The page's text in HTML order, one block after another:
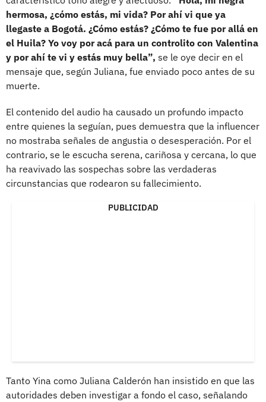
hermosa, ¿cómo estás, mi vida? Por ahí vi que ya
llegaste a Bogotá. ¿Cómo estás? ¿Cómo te fue por allá en
el Huila? Yo voy por acá para un controlito con Valentina
y por ahí te vi y estás muy bella”, se le oye decir en el
mensaje que, según Juliana, fue enviado poco antes de su
muerte.
El contenido del audio ha causado un profundo impacto
entre quienes la seguían, pues demuestra que la influencer
no mostraba señales de angustia o desesperación. Por el
contrario, se le escucha serena, cariñosa y cercana, lo que
ha reavivado las sospechas sobre las verdaderas
circunstancias que rodearon su fallecimiento.
PUBLICIDAD
Tanto Yina como Juliana Calderón han insistido en que las
autoridades deben investigar a fondo el caso, señalando